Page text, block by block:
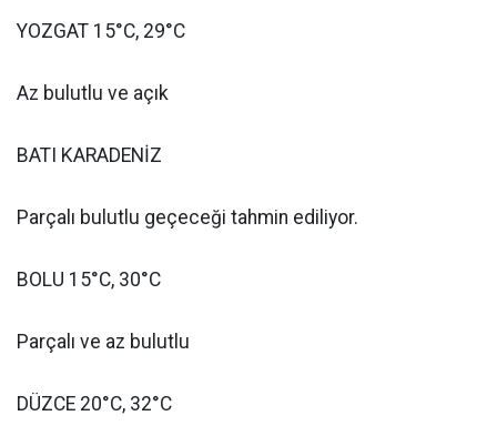
YOZGAT 15°C, 29°C
Az bulutlu ve açık
BATI KARADENİZ
Parçalı bulutlu geçeceği tahmin ediliyor.
BOLU 15°C, 30°C
Parçalı ve az bulutlu
DÜZCE 20°C, 32°C